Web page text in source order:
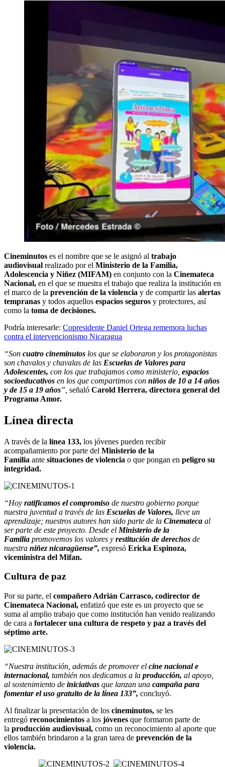
Cineminutos es el nombre que se le asignó al trabajo
audiovisual realizado por el Ministerio de la Familia,
Adolescencia y Niñez (MIFAM) en conjunto con la Cinemateca
Nacional, en el que se muestra el trabajo que realiza la institución en
el marco de la prevención de la violencia y de compartir las alertas
tempranas y todos aquellos espacios seguros y protectores, así
como la toma de decisiones.
Podría interesarle: Copresidente Daniel Ortega rememora luchas
contra el intervencionismo Nicaragua
“Son cuatro cineminutos los que se elaboraron y los protagonistas
son chavalos y chavalas de las Escuelas de Valores para
Adolescentes, con los que trabajamos como ministerio, espacios
socioeducativos en los que compartimos con niños de 10 a 14 años
y de 15 a 19 años”, señaló Carold Herrera, directora general del
Programa Amor.
Línea directa
A través de la línea 133, los jóvenes pueden recibir
acompañamiento por parte del Ministerio de la
Familia ante situaciones de violencia o que pongan en peligro su
integridad.
“Hoy ratificamos el compromiso de nuestro gobierno porque
nuestra juventud a través de las Escuelas de Valores, lleve un
aprendizaje; nuestros autores han sido parte de la Cinemateca al
ser parte de este proyecto. Desde el Ministerio de la
Familia promovemos los valores y restitución de derechos de
nuestra niñez nicaragüense”, expresó Ericka Espinoza,
viceministra del Mifan.
Cultura de paz
Por su parte, el compañero Adrián Carrasco, codirector de
Cinemateca Nacional, enfatizó que este es un proyecto que se
suma al amplio trabajo que como institución han venido realizando
de cara a fortalecer una cultura de respeto y paz a través del
séptimo arte.
“Nuestra institución, además de promover el cine nacional e
internacional, también nos dedicamos a la producción, al apoyo,
al sostenimiento de iniciativas que lanzan una campaña para
fomentar el uso gratuito de la línea 133”, concluyó.
Al finalizar la presentación de los cineminutos, se les
entregó reconocimientos a los jóvenes que formaron parte de
la producción audiovisual, como un reconocimiento al aporte que
ellos también brindaron a la gran tarea de prevención de la
violencia.